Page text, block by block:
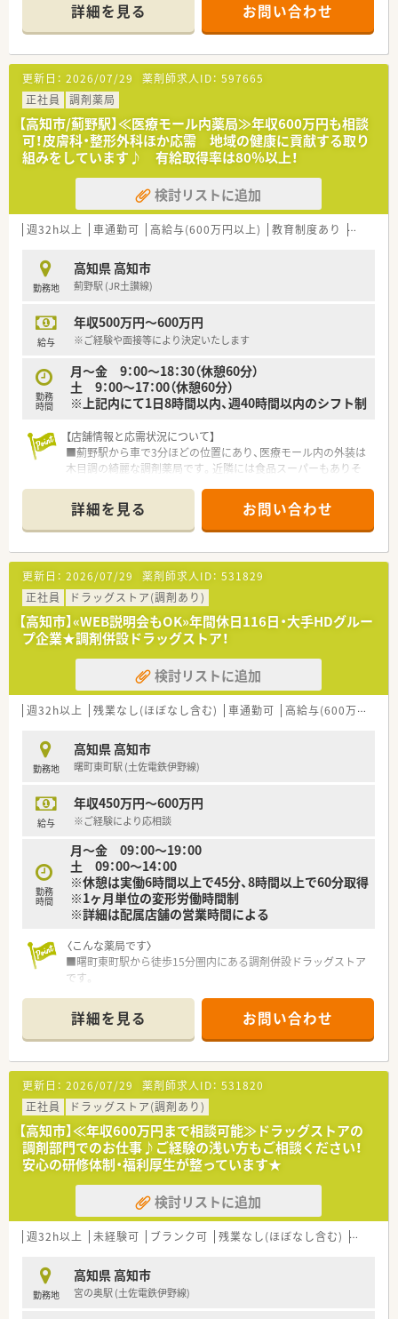
〈業務内容〉
■OTC医薬品の販売に関する販売・接客・レジ業務。
■調剤業務、レセコンを用いての処方箋入力などをお願いしま
す。
〈法人概要〉
■創業205周年を迎える総合健康企業です。
■高知県内でドラッグストアを経営し、調剤併設店も展開してい
ます。
■医薬品から日用品、化粧品等も取扱があり幅広い業務に触れる
ことができます。
■薬剤師は新しいポストとなりますので、新たな挑戦をしたい方
に最適の環境です。調剤ご経験者であれば高年収が狙えます。
■広々とした調剤室はどこも綺麗で、監査システム・自動分包機
■ドラッグストアでのご就業となりますので、医薬品から日用
品、化粧品等も取扱があり幅広い業務に触れることができます。
■経営面の安定性を大切にしたい方
■福利厚生や手当がしっかりとした企業で働きたい方
などお気軽にお問い合わせください！
詳細を見る お問い合わせ
更新日： 2026/07/29 薬剤師求人ID： 597665
正社員
調剤薬局
【高知市/薊野駅】≪医療モール内薬局≫年収600万円も相談
可！皮膚科・整形外科ほか応需 地域の健康に貢献する取り
組みをしています♪ 有給取得率は80％以上！
検討リストに追加
週32h以上 車通勤可 高給与(600万円以上) 教育制度あり シフト制
勤務地
高知県 高知市
薊野駅 (JR土讃線)
給与
年収500万円～600万円
※ご経験や面接等により決定いたします
勤務
時間
月～金 9：00～18：30（休憩60分）
土 9：00～17：00（休憩60分）
※上記内にて1日8時間以内、週40時間以内のシフト制
【店舗情報と応需状況について】
■薊野駅から車で3分ほどの位置にあり、医療モール内の外装は
木目調の綺麗な調剤薬局です。近隣には食品スーパーもありそ
■隣接する皮膚科、整形外科はもちろん、広域より応需していま
す。処方箋枚数は1日平均100枚程度です。
■薬剤師は常時2～3名体制を整え、綺麗な店舗と最新設備完備
♪安心して就業できる環境が整っています。（電子薬歴・自動分
包機導入済み）
■低栄養予防のためのチェックなども行っており、地域の皆様に
気軽に立ち寄ってもらえる店舗運営をしています。
【法人特徴】
■医・食・福・美で地域貢献をするため、幅広い事業展開をされて
いるグループです。福祉事業も行っているため、施設在宅の件数
は徳島の薬局の中ではトップクラスです。
■調剤薬局事業以外も業績が安定しているため、将来性もあり、
徳島県内を中心に四国・関西エリアに店舗運営展開をしている法
■調剤センターを開設して在宅専門店舗も運営している法人で
す。
（※訪問薬局支援システム「P-pass」も導入して在宅訪問時の患
■有給消化とは別にリフレッシュ休暇もあり（最大5日）、有給取
得率も80％以上です。
【働きやすい環境】
■子育て支援の取り組みも徹底されている法人です（徳島県では
はぐくみ支援企業として認定されています。）
■人事考課制度やリフレッシュ休暇等も現場からの声で生まれ
たもので、風通しの良い会社です。
昇給率は比較的高く設定されています。
■設備投資、託児所運営を含め、様々な労働環境改善を図ってい
る薬局です。
詳細を見る お問い合わせ
更新日： 2026/07/29 薬剤師求人ID： 531829
正社員
ドラッグストア(調剤あり)
【高知市】«WEB説明会もOK»年間休日116日・大手HDグルー
プ企業★調剤併設ドラッグストア！
検討リストに追加
週32h以上 残業なし(ほぼなし含む) 車通勤可 高給与(600万円以上)
勤務地
高知県 高知市
曙町東町駅 (土佐電鉄伊野線)
給与
年収450万円～600万円
※ご経験により応相談
勤務
時間
月～金 09：00～19：00
土 09：00～14：00
※休憩は実働6時間以上で45分、8時間以上で60分取得
※1ヶ月単位の変形労働時間制
※詳細は配属店舗の営業時間による
〈こんな薬局です〉
■曙町東町駅から徒歩15分圏内にある調剤併設ドラッグストア
です。
門前には歯科・産科婦人科クリニックがございます。
■薬剤師2名体制です。
〈業務内容〉
■OTC医薬品の販売に関する販売・接客・レジ業務。
■調剤業務、レセコンを用いての処方箋入力などをお願いしま
す。
〈法人概要〉
■創業205周年を迎える総合健康企業です。
■高知県内でドラッグストアを経営し、調剤併設店も展開してい
ます。
■医薬品から日用品、化粧品等も取扱があり幅広い業務に触れる
ことができます。
■薬剤師は新しいポストとなりますので、新たな挑戦をしたい方
■広々とした調剤室はどこも綺麗で、監査システム・自動分包機
などの調剤設備も整っています。
■ドラッグストアでのご就業となりますので、医薬品から日用
詳細を見る お問い合わせ
更新日： 2026/07/29 薬剤師求人ID： 531820
正社員
ドラッグストア(調剤あり)
【高知市】≪年収600万円まで相談可能≫ドラッグストアの
調剤部門でのお仕事♪ご経験の浅い方もご相談ください！
安心の研修体制・福利厚生が整っています★
検討リストに追加
週32h以上 未経験可 ブランク可 残業なし(ほぼなし含む) 車通勤
勤務地
高知県 高知市
宮の奥駅 (土佐電鉄伊野線)